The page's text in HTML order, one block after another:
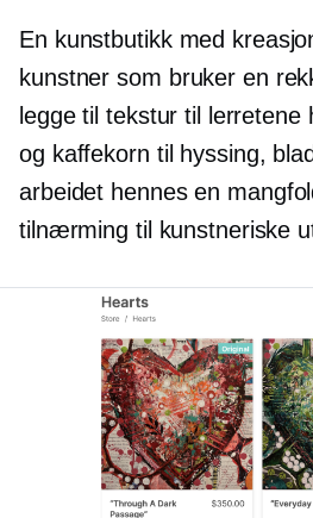
En kunstbutikk med
kunstner som bruker en
legge til tekstur til lerretene
og kaffekorn til hyssing,
arbeidet hennes en
tilnærming til kunstneriske